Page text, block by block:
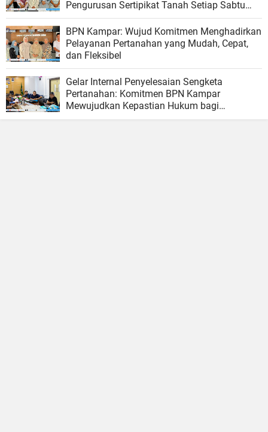
Pengurusan Sertipikat Tanah Setiap Sabtu
dan Minggu
BPN Kampar: Wujud Komitmen Menghadirkan
Pelayanan Pertanahan yang Mudah, Cepat,
dan Fleksibel
Gelar Internal Penyelesaian Sengketa
Pertanahan: Komitmen BPN Kampar
Mewujudkan Kepastian Hukum bagi